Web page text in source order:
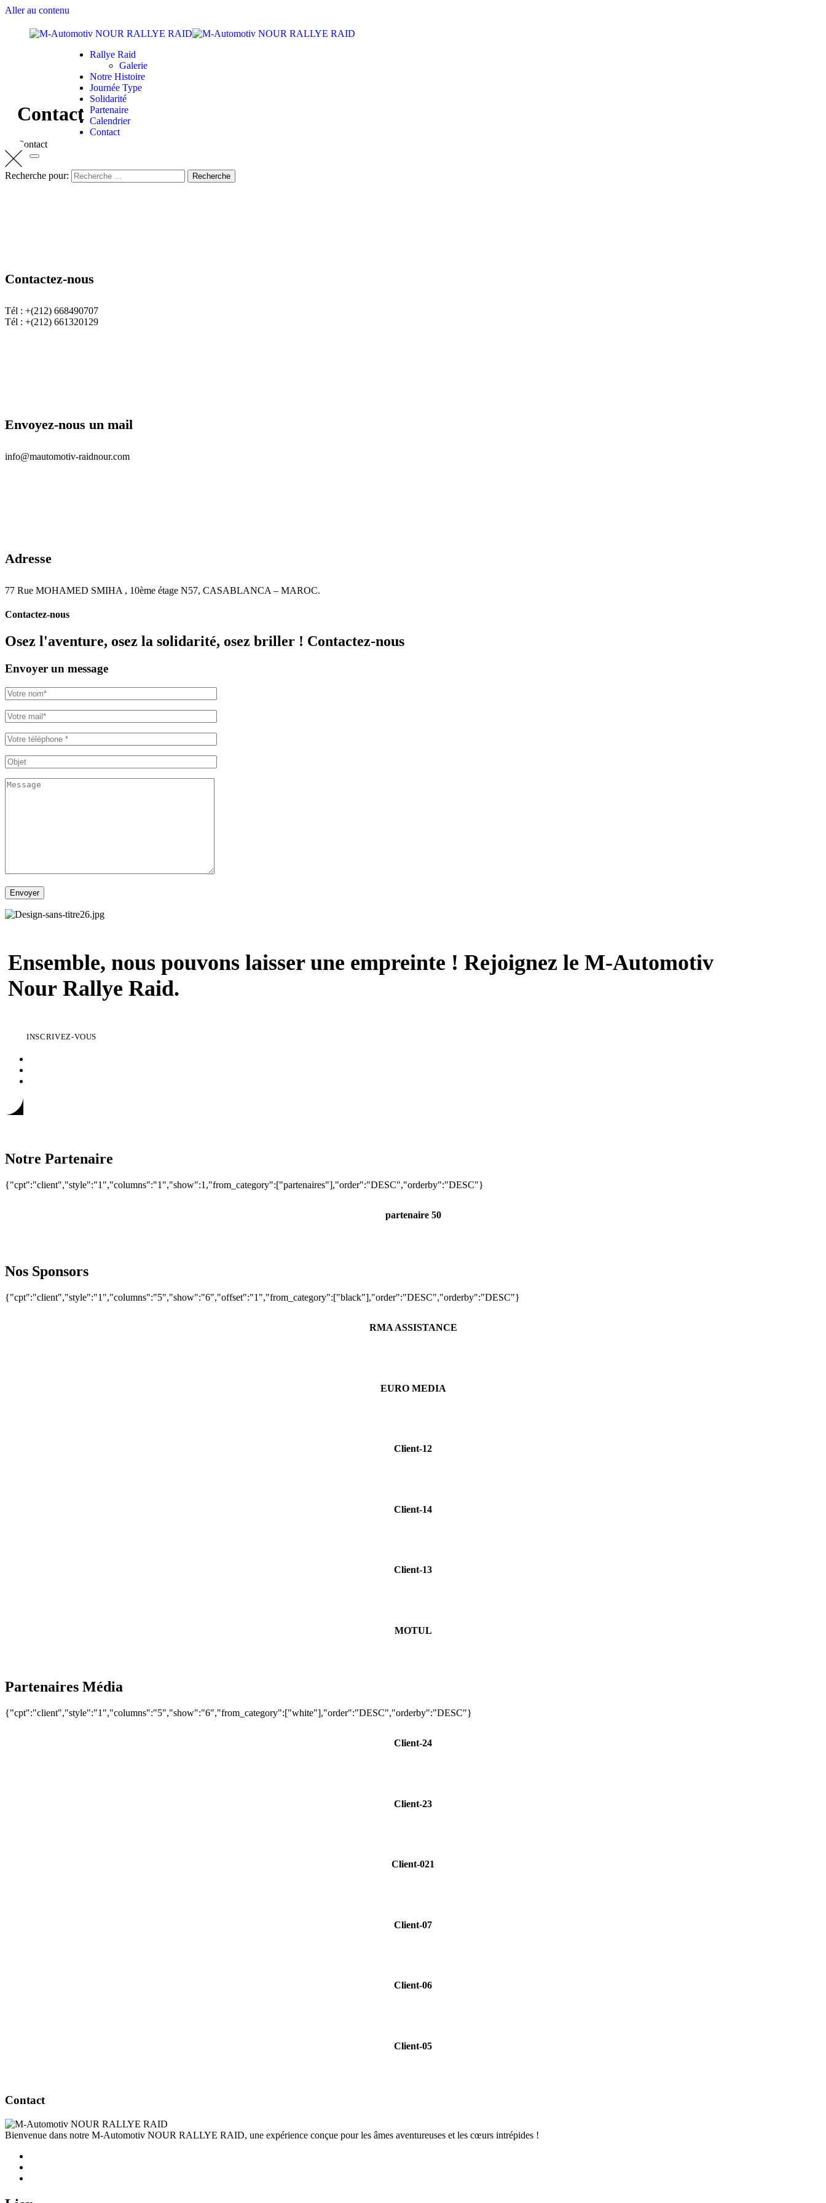
Aller au contenu
Rallye Raid
Galerie
Notre Histoire
Journée Type
Solidarité
Partenaire
Calendrier
Contact
Contact
Contact
Recherche pour: Recherche
Contactez-nous
Tél : +(212) 668490707
Tél : +(212) 661320129
Envoyez-nous un mail
info@mautomotiv-raidnour.com
Adresse
77 Rue MOHAMED SMIHA , 10ème étage N57, CASABLANCA – MAROC.
Contactez-nous
Osez l'aventure, osez la solidarité, osez briller ! Contactez-nous
Envoyer un message
Envoyer
Ensemble, nous pouvons laisser une empreinte ! Rejoignez le M-Automotiv
Nour Rallye Raid.
INSCRIVEZ-VOUS
Notre Partenaire
{"cpt":"client","style":"1","columns":"1","show":1,"from_category":["partenaires"],"order":"DESC","orderby":"DESC"}
partenaire 50
Nos Sponsors
{"cpt":"client","style":"1","columns":"5","show":"6","offset":"1","from_category":["black"],"order":"DESC","orderby":"DESC"}
RMA ASSISTANCE
EURO MEDIA
Client-12
Client-14
Client-13
MOTUL
Partenaires Média
{"cpt":"client","style":"1","columns":"5","show":"6","from_category":["white"],"order":"DESC","orderby":"DESC"}
Client-24
Client-23
Client-021
Client-07
Client-06
Client-05
Contact
Bienvenue dans notre M-Automotiv NOUR RALLYE RAID, une expérience conçue pour les âmes aventureuses et les cœurs intrépides !